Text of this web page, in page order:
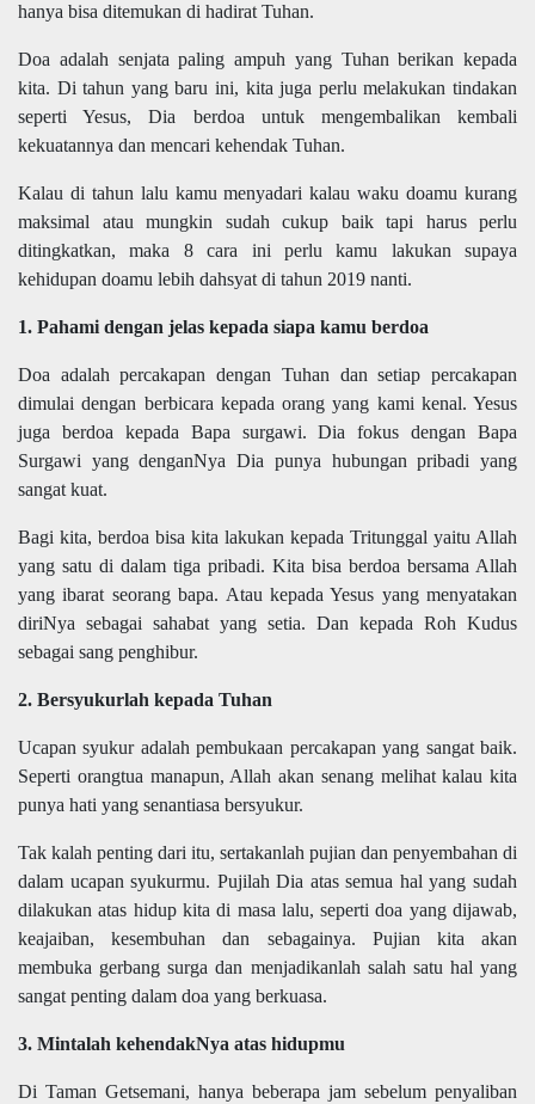
hanya bisa ditemukan di hadirat Tuhan.
Doa adalah senjata paling ampuh yang Tuhan berikan kepada
kita. Di tahun yang baru ini, kita juga perlu melakukan tindakan
seperti Yesus, Dia berdoa untuk mengembalikan kembali
kekuatannya dan mencari kehendak Tuhan.
Kalau di tahun lalu kamu menyadari kalau waku doamu kurang
maksimal atau mungkin sudah cukup baik tapi harus perlu
ditingkatkan, maka 8 cara ini perlu kamu lakukan supaya
kehidupan doamu lebih dahsyat di tahun 2019 nanti.
1. Pahami dengan jelas kepada siapa kamu berdoa
Doa adalah percakapan dengan Tuhan dan setiap percakapan
dimulai dengan berbicara kepada orang yang kami kenal. Yesus
juga berdoa kepada Bapa surgawi. Dia fokus dengan Bapa
Surgawi yang denganNya Dia punya hubungan pribadi yang
sangat kuat.
Bagi kita, berdoa bisa kita lakukan kepada Tritunggal yaitu Allah
yang satu di dalam tiga pribadi. Kita bisa berdoa bersama Allah
yang ibarat seorang bapa. Atau kepada Yesus yang menyatakan
diriNya sebagai sahabat yang setia. Dan kepada Roh Kudus
sebagai sang penghibur.
2. Bersyukurlah kepada Tuhan
Ucapan syukur adalah pembukaan percakapan yang sangat baik.
Seperti orangtua manapun, Allah akan senang melihat kalau kita
punya hati yang senantiasa bersyukur.
Tak kalah penting dari itu, sertakanlah pujian dan penyembahan di
dalam ucapan syukurmu. Pujilah Dia atas semua hal yang sudah
dilakukan atas hidup kita di masa lalu, seperti doa yang dijawab,
keajaiban, kesembuhan dan sebagainya. Pujian kita akan
membuka gerbang surga dan menjadikanlah salah satu hal yang
sangat penting dalam doa yang berkuasa.
3. Mintalah kehendakNya atas hidupmu
Di Taman Getsemani, hanya beberapa jam sebelum penyaliban